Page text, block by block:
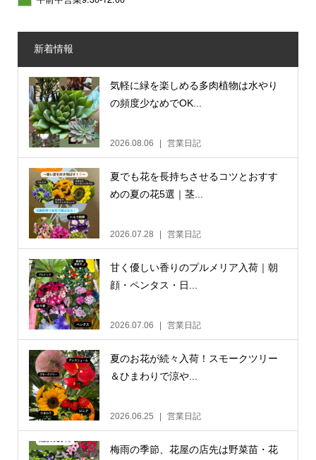
新着情報
気軽に緑を楽しめる多肉植物は水やり
の頻度少なめでOK...
2026.08.06 営業日記
夏でも花を長持ちさせるコツとおすす
めの夏の花5選｜茎...
2026.07.28 営業日記
甘く優しい香りのプルメリア入荷｜朝
顔・ペンタス・日...
2026.07.06 営業日記
夏のお花が続々入荷！スモークツリー
＆ひまわりで涼や...
2026.06.25 営業日記
梅雨の季節、花屋の店先は野菜苗・花